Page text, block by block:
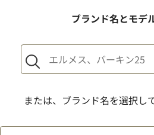
1点からでも査定できますか？
ブランド名とモデ
または、ブランド名を選択し